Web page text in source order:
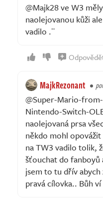
@Majk28 ve W3
naolejovanou kůži
vadilo .¨
MajkRezonant
@Super-Mario-
Nintendo-Switch-
naolejovaná prsa
někdo mohl
na TW3 vadilo tolik,
šťouchat do
jsem to tu dřív
pravá cílovka.. Bůh